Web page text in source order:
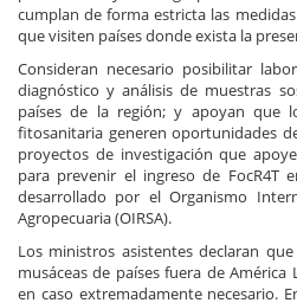
cumplan de forma estricta las
que visiten países dondeexista la
Consideran necesario posibilitar
diagnóstico yanálisis de muestras
países de la región; y apoyan que
fitosanitaria generen oportunidades
proyectos de investigación que
para prevenir el ingreso de FocR4T
desarrollado por elOrganismo
Agropecuaria(OIRSA).
Los ministros asistentes declaran
musáceas de países fuera de América
en caso extremadamente necesario.